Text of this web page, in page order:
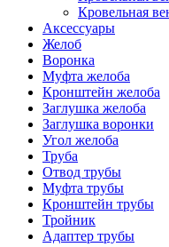
Кровельная
Аксессуары
Желоб
Воронка
Муфта желоба
Кронштейн желоба
Заглушка желоба
Заглушка воронки
Угол желоба
Труба
Отвод трубы
Муфта трубы
Кронштейн трубы
Тройник
Адаптер трубы